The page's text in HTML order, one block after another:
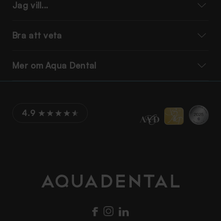
Jag vill...
Bra att veta
Mer om Aqua Dental
4.9